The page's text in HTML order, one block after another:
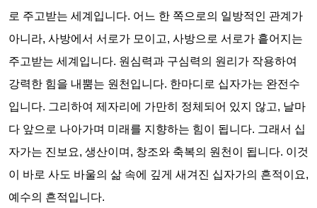
로 주고받는 세계입니다. 어느 한 쪽으로의 일방적인 관계가
아니라, 사방에서 서로가 모이고, 사방으로 서로가 흩어지는
주고받는 세계입니다. 원심력과 구심력의 원리가 작용하여
강력한 힘을 내뿜는 원천입니다. 한마디로 십자가는 완전수
입니다. 그리하여 제자리에 가만히 정체되어 있지 않고, 날마
다 앞으로 나아가며 미래를 지향하는 힘이 됩니다. 그래서 십
자가는 진보요, 생산이며 , 창조와 축복의 원천이 됩니다. 이것
이 바로 사도 바울의 삶 속에 깊게 새겨진 십자가의 흔적이요,
예수의 흔적입니다.